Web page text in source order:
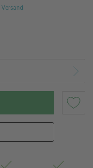
Versand